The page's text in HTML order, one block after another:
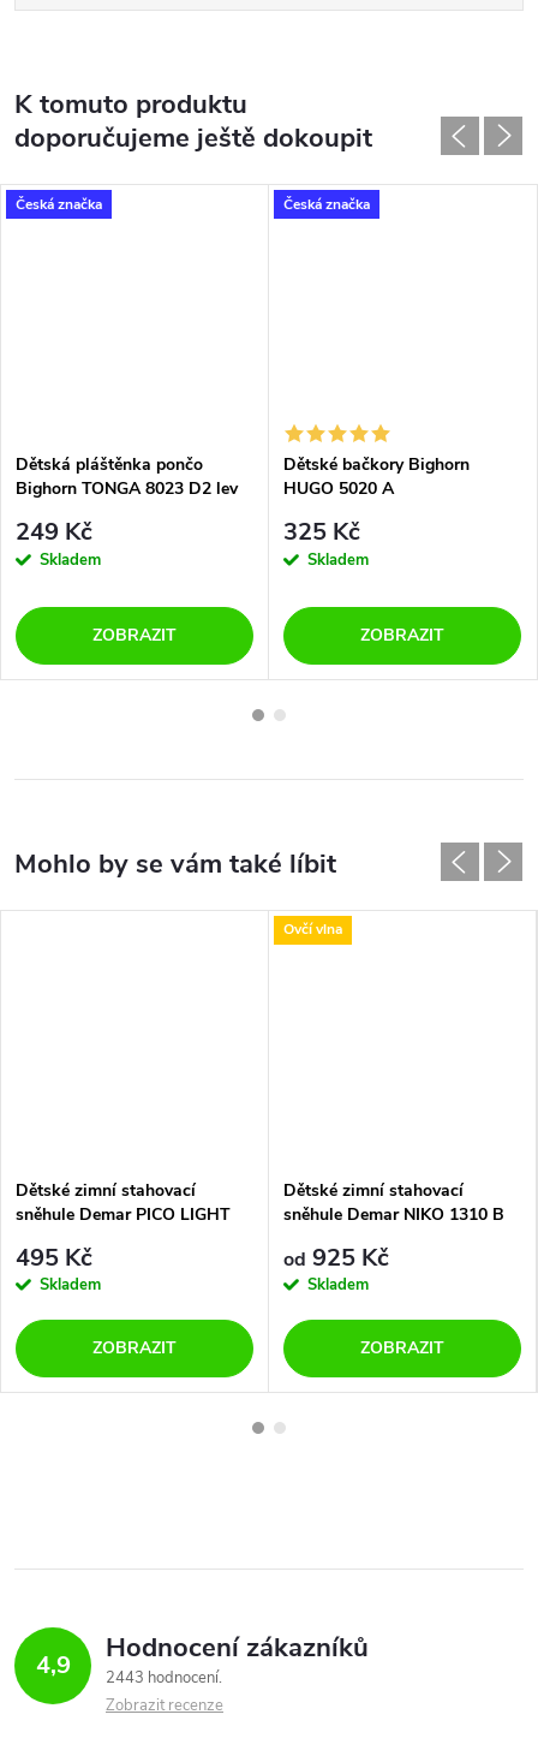
K tomuto produktu
doporučujeme ještě dokoupit
Česká značka
Dětská pláštěnka pončo
Bighorn TONGA 8023 D2 lev
249 Kč
Skladem
ZOBRAZIT
Česká značka
Dětské bačkory Bighorn
HUGO 5020 A
325 Kč
Skladem
ZOBRAZIT
Dětské zimní stahovací
sněhule Demar PICO LIGHT
495 Kč
Skladem
ZOBRAZIT
Ovčí vlna
Dětské zimní stahovací
sněhule Demar NIKO 1310 B
od 925 Kč
Skladem
ZOBRAZIT
4,9 Hodnocení zákazníků
2443 hodnocení
Zobrazit recenze